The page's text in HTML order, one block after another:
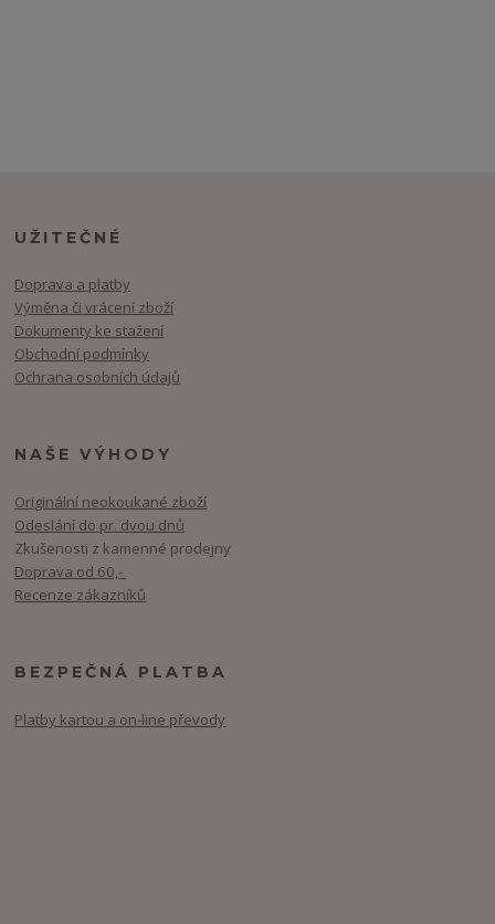
UŽITEČNÉ
Doprava a platby
Výměna či vrácení zboží
Dokumenty ke stažení
Obchodní podmínky
Ochrana osobních údajů
NAŠE VÝHODY
Originální neokoukané zboží
Odeslání do pr. dvou dnů
Zkušenosti z kamenné prodejny
Doprava od 60,-
Recenze zákazníků
BEZPEČNÁ PLATBA
Platby kartou a on-line převody